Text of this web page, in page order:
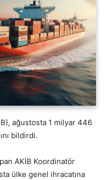
ağustosta 1 milyar 446
bildirdi.
AKİB Koordinatör
ülke genel ihracatına